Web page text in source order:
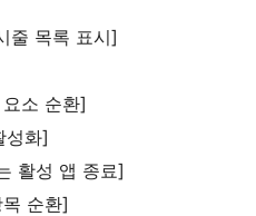
줄 목록 표시]
소 순환]
성화]
활성 앱 종료]
순환]